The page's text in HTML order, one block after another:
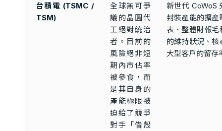
台積電 (TSMC /
TSM)
全球無可爭
議的晶圓代
工絕對統治
者。目前的
風險絕非短
期內市佔率
被參食，而
是其自身的
產能極限被
迫給了競爭
對手「借殼
新世代 CoWoS
封裝產能的擴產
表、整體財報毛
的維持狀況、核
大型客戶的留存